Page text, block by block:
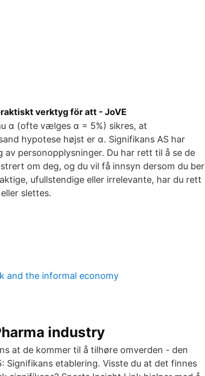
verktyg för att - JoVE
α (ofte vælges α = 5%) sikres, at
hypotese højst er α. Signifikans AS har
personopplysninger. Du har rett til å se de
om deg, og du vil få innsyn dersom du ber
ufullstendige eller irrelevante, har du rett
slettes.
and the informal economy
industry
at de kommer til å tilhøre omverden - den
etablering. Visste du at det finnes